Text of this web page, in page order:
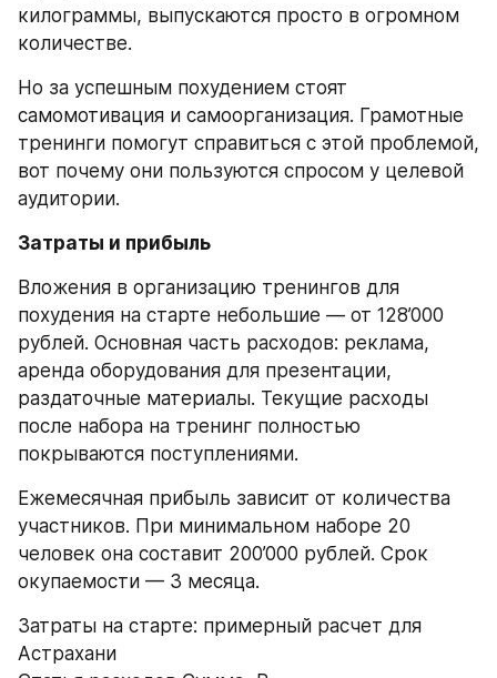
килограммы, выпускаются просто в огромном
количестве.
Но за успешным похудением стоят
самомотивация и самоорганизация. Грамотные
тренинги помогут справиться с этой проблемой,
вот почему они пользуются спросом у целевой
аудитории.
Затраты и прибыль
Вложения в организацию тренингов для
похудения на старте небольшие — от 128’000
рублей. Основная часть расходов: реклама,
аренда оборудования для презентации,
раздаточные материалы. Текущие расходы
после набора на тренинг полностью
покрываются поступлениями.
Ежемесячная прибыль зависит от количества
участников. При минимальном наборе 20
человек она составит 200’000 рублей. Срок
окупаемости — 3 месяца.
Затраты на старте: примерный расчет для
Астрахани